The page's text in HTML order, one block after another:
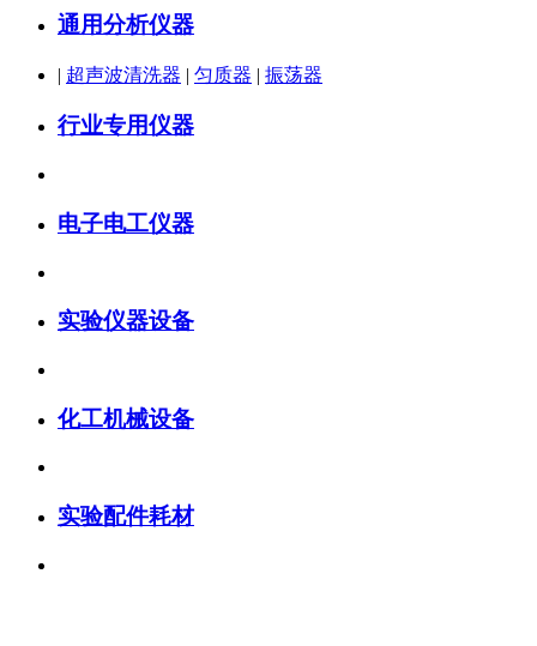
通用分析仪器
| 超声波清洗器 | 匀质器 | 振荡器
行业专用仪器
电子电工仪器
实验仪器设备
化工机械设备
实验配件耗材